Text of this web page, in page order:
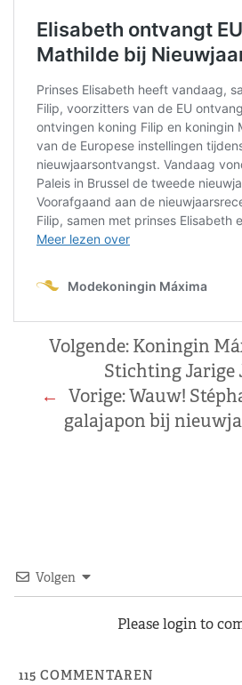
Volgende: Koningin
Stichting Jarige
← Vorige:Wauw!
galajapon bij
Volgen
Please login to
115 COMMENTAREN